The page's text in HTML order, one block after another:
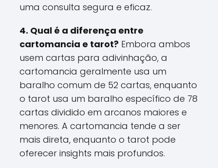
uma consulta segura e eficaz.
4. Qual é a diferença entre
cartomancia e tarot? Embora ambos
usem cartas para adivinhação, a
cartomancia geralmente usa um
baralho comum de 52 cartas, enquanto
o tarot usa um baralho específico de 78
cartas dividido em arcanos maiores e
menores. A cartomancia tende a ser
mais direta, enquanto o tarot pode
oferecer insights mais profundos​.